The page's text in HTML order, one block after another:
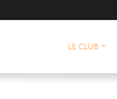
LE CLUB